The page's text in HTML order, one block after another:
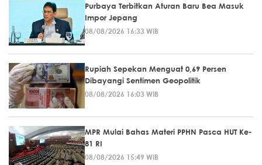
Purbaya Terbitkan Aturan Baru Bea Masuk
Impor Jepang
08/08/2026 16:33 WIB
Rupiah Sepekan Menguat 0,69 Persen
Dibayangi Sentimen Geopolitik
08/08/2026 16:03 WIB
MPR Mulai Bahas Materi PPHN Pasca HUT Ke-
81 RI
08/08/2026 15:49 WIB